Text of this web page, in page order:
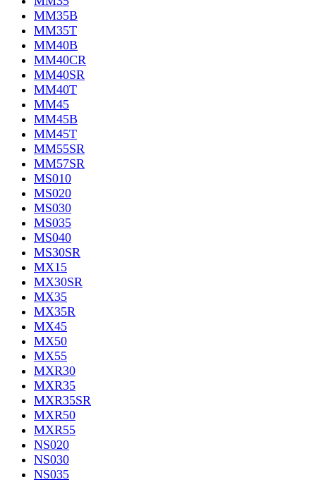
MM35B
MM35T
MM40B
MM40CR
MM40SR
MM40T
MM45
MM45B
MM45T
MM55SR
MM57SR
MS010
MS020
MS030
MS035
MS040
MS30SR
MX15
MX30SR
MX35
MX35R
MX45
MX50
MX55
MXR30
MXR35
MXR35SR
MXR50
MXR55
NS020
NS030
NS035